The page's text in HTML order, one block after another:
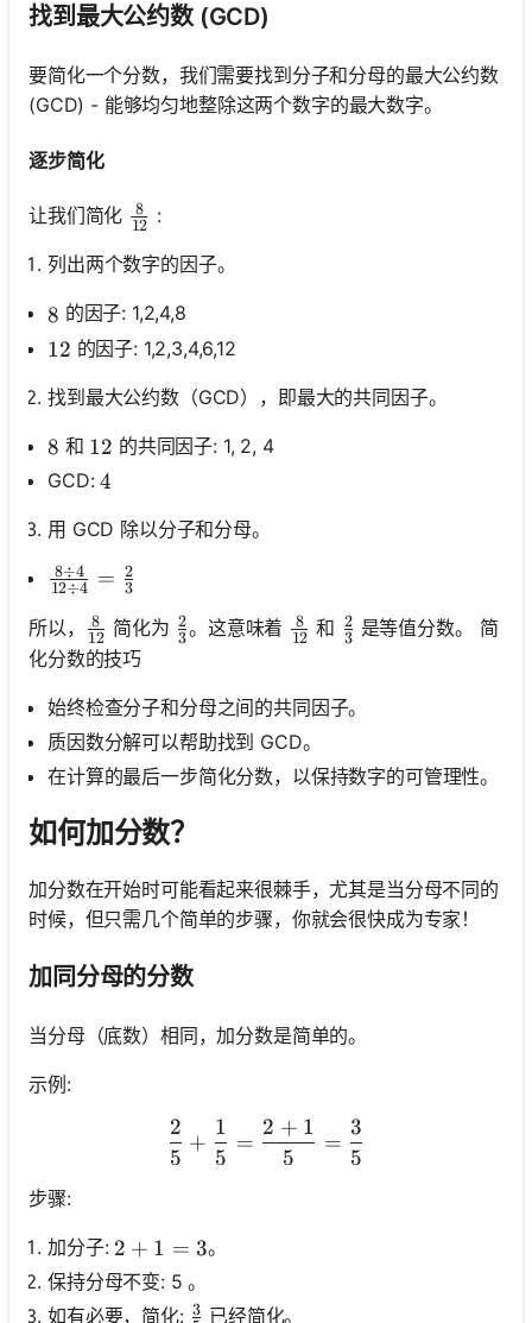
找到最大公约数 (GCD)
要简化一个分数，我们需要找到分子和分母的最大公约数
(GCD) - 能够均匀地整除这两个数字的最大数字。
逐步简化
让我们简化 \frac{8}{12}
12
8 :
列出两个数字的因子。
8
8 的因子: 1,2,4,8
12
12 的因子: 1,2,3,4,6,12
找到最大公约数（GCD），即最大的共同因子。
8
8 和 12
12 的共同因子: 1, 2, 4
GCD:4
4
用 GCD 除以分子和分母。
\frac{8 \div 4}{12 \div 4}=\frac{2}{3}
12÷4
8÷4 = 3
2
所以， \frac{8}{12}
12
8 简化为 \frac{2}{3}
3
2。这意味着 \frac{8}{12}
12
8 和 \frac{2}{3}
3
2 是等值分数。 简
化分数的技巧
始终检查分子和分母之间的共同因子。
质因数分解可以帮助找到 GCD。
在计算的最后一步简化分数，以保持数字的可管理性。
如何加分数？
加分数在开始时可能看起来很棘手，尤其是当分母不同的
时候，但只需几个简单的步骤，你就会很快成为专家！
加同分母的分数
当分母（底数）相同，加分数是简单的。
示例:
5
2
+
5
1
=
5
2 + 1
=
5
3
步骤:
加分子: 2+1=3
2 + 1 = 3。
保持分母不变: 5 。
如有必要，简化: \frac{3}{5}
3 已经简化。